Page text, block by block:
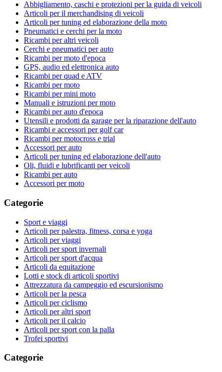
Abbigliamento, caschi e protezioni per la guida di veicoli
Articoli per il merchandising di veicoli
Articoli per tuning ed elaborazione della moto
Pneumatici e cerchi per la moto
Ricambi per altri veicoli
Cerchi e pneumatici per auto
Ricambi per moto d'epoca
GPS, audio ed elettronica auto
Ricambi per quad e ATV
Ricambi per moto
Ricambi per mini moto
Manuali e istruzioni per moto
Ricambi per auto d'epoca
Utensili e prodotti da garage per la riparazione dell'auto
Ricambi e accessori per golf car
Ricambi per motocross e trial
Accessori per auto
Articoli per tuning ed elaborazione dell'auto
Oli, fluidi e lubrificanti per veicoli
Ricambi per auto
Accessori per moto
Categorie
Sport e viaggi
Articoli per palestra, fitness, corsa e yoga
Articoli per viaggi
Articoli per sport invernali
Articoli per sport d'acqua
Articoli da equitazione
Lotti e stock di articoli sportivi
Attrezzatura da campeggio ed escursionismo
Articoli per la pesca
Articoli per ciclismo
Articoli per altri sport
Articoli per il calcio
Articoli per sport con la palla
Trofei sportivi
Categorie